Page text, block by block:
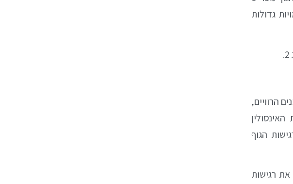
גדולות
הרוויים,
3, יכולים לשפר את רגישות הגוף
רגישות